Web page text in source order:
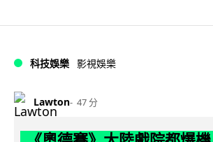
科技娛樂 影視娛樂
Lawton 47 分